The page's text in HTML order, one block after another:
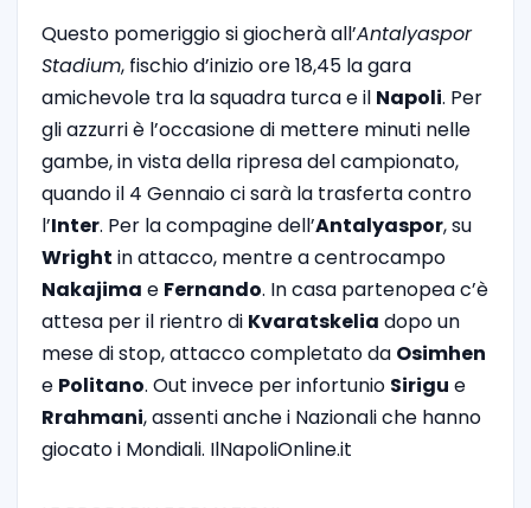
Questo pomeriggio si giocherà all’Antalyaspor
Stadium, fischio d’inizio ore 18,45 la gara
amichevole tra la squadra turca e il Napoli. Per
gli azzurri è l’occasione di mettere minuti nelle
gambe, in vista della ripresa del campionato,
quando il 4 Gennaio ci sarà la trasferta contro
l’Inter. Per la compagine dell’Antalyaspor, su
Wright in attacco, mentre a centrocampo
Nakajima e Fernando. In casa partenopea c’è
attesa per il rientro di Kvaratskelia dopo un
mese di stop, attacco completato da Osimhen
e Politano. Out invece per infortunio Sirigu e
Rrahmani, assenti anche i Nazionali che hanno
giocato i Mondiali. IlNapoliOnline.it